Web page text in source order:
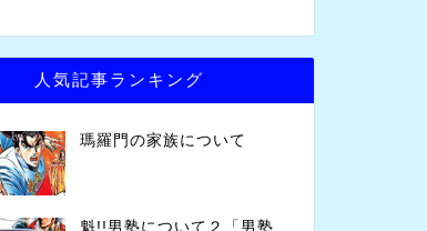
人気記事ランキング
瑪羅門の家族について
魁!!男塾について２「男塾